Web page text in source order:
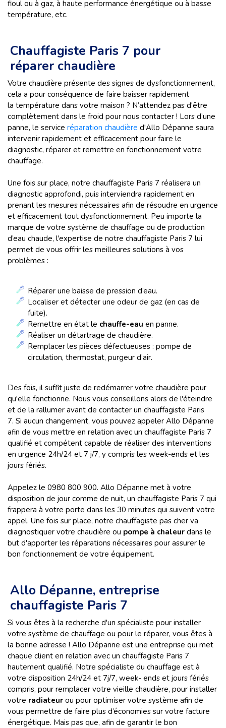
fioul ou à gaz, à haute performance énergétique ou à basse
température, etc.
Chauffagiste Paris 7 pour
réparer chaudière
Votre chaudière présente des signes de dysfonctionnement,
cela a pour conséquence de faire baisser rapidement
la température dans votre maison ? N’attendez pas d'être
complètement dans le froid pour nous contacter ! Lors d’une
panne, le service réparation chaudière d'Allo Dépanne saura
intervenir rapidement et efficacement pour faire le
diagnostic, réparer et remettre en fonctionnement votre
chauffage.
Une fois sur place, notre chauffagiste Paris 7 réalisera un
diagnostic approfondi, puis interviendra rapidement en
prenant les mesures nécessaires afin de résoudre en urgence
et efficacement tout dysfonctionnement. Peu importe la
marque de votre système de chauffage ou de production
d’eau chaude, l'expertise de notre chauffagiste Paris 7 lui
permet de vous offrir les meilleures solutions à vos
problèmes :
Réparer une baisse de pression d’eau.
Localiser et détecter une odeur de gaz (en cas de
fuite).
Remettre en état le chauffe-eau en panne.
Réaliser un détartrage de chaudière.
Remplacer les pièces défectueuses : pompe de
circulation, thermostat, purgeur d’air.
Des fois, il suffit juste de redémarrer votre chaudière pour
qu'elle fonctionne. Nous vous conseillons alors de l'éteindre
et de la rallumer avant de contacter un chauffagiste Paris
7. Si aucun changement, vous pouvez appeler Allo Dépanne
afin de vous mettre en relation avec un chauffagiste Paris 7
qualifié et compétent capable de réaliser des interventions
en urgence 24h/24 et 7 j/7, y compris les week-ends et les
jours fériés.
Appelez le 0980 800 900. Allo Dépanne met à votre
disposition de jour comme de nuit, un chauffagiste Paris 7 qui
frappera à votre porte dans les 30 minutes qui suivent votre
appel. Une fois sur place, notre chauffagiste pas cher va
diagnostiquer votre chaudière ou pompe à chaleur dans le
but d'apporter les réparations nécessaires pour assurer le
bon fonctionnement de votre équipement.
Allo Dépanne, entreprise
chauffagiste Paris 7
Si vous êtes à la recherche d'un spécialiste pour installer
votre système de chauffage ou pour le réparer, vous êtes à
la bonne adresse ! Allo Dépanne est une entreprise qui met
chaque client en relation avec un chauffagiste Paris 7
hautement qualifié. Notre spécialiste du chauffage est à
votre disposition 24h/24 et 7j/7, week- ends et jours fériés
compris, pour remplacer votre vieille chaudière, pour installer
votre radiateur ou pour optimiser votre système afin de
vous permettre de faire plus d’économies sur votre facture
énergétique. Mais pas que, afin de garantir le bon